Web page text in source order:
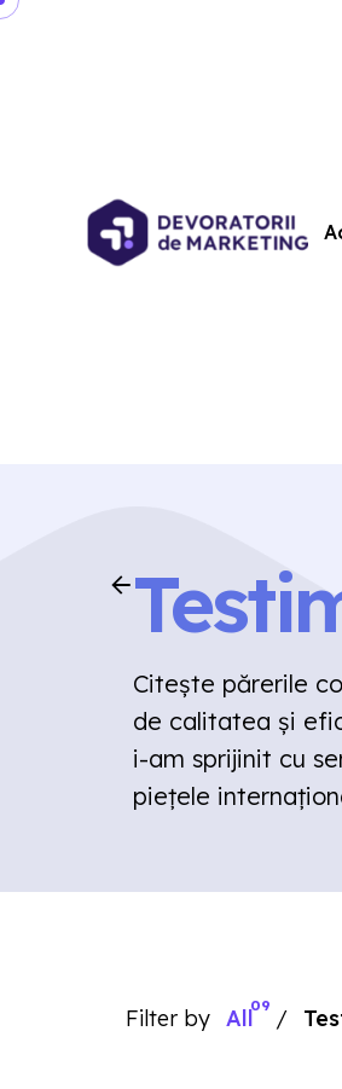
Citește părerile
de calitatea și
i-am sprijinit cu
piețele
Filter by All09